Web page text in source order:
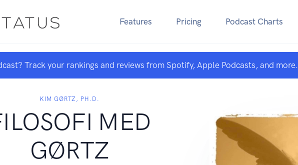
Features Pricing Podcast Charts
Track your rankings and reviews from Spotify, Apple Podcasts, and more.
KIM GØRTZ, PH.D.
MED
GØRTZ